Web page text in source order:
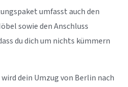
umfasst auch den
sowie den Anschluss
du dich um nichts kümmern
dein Umzug von Berlin nach